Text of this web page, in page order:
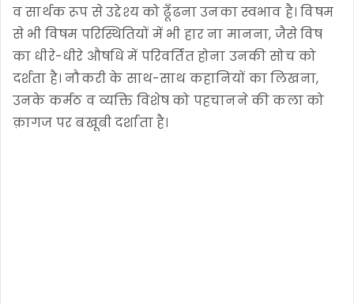
व सार्थक रूप से उद्देश्य को ढूँढना उनका स्वभाव है। विषम
से भी विषम परिस्थितियों में भी हार ना मानना, जैसे विष
का धीरे-धीरे औषधि में परिवर्तित होना उनकी सोच को
दर्शता है। नौकरी के साथ-साथ कहानियों का लिखना,
उनके कर्मठ व व्यक्ति विशेष को पहचानने की कला को
क़ागज पर बखूबी दर्शाता है।